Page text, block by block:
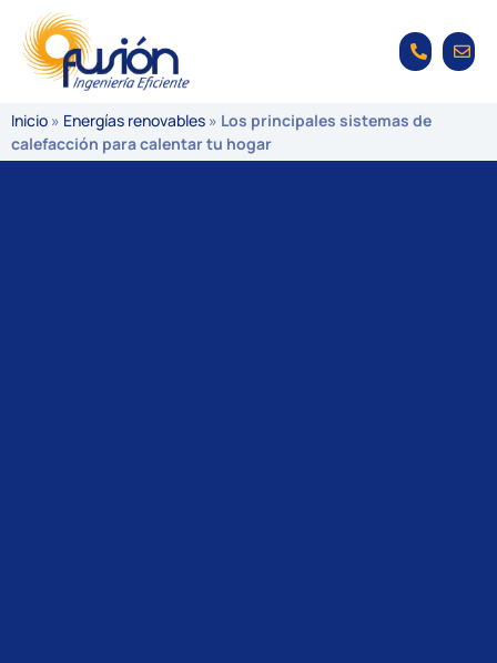
Inicio » Energías renovables » Los principales sistemas de
calefacción para calentar tu hogar